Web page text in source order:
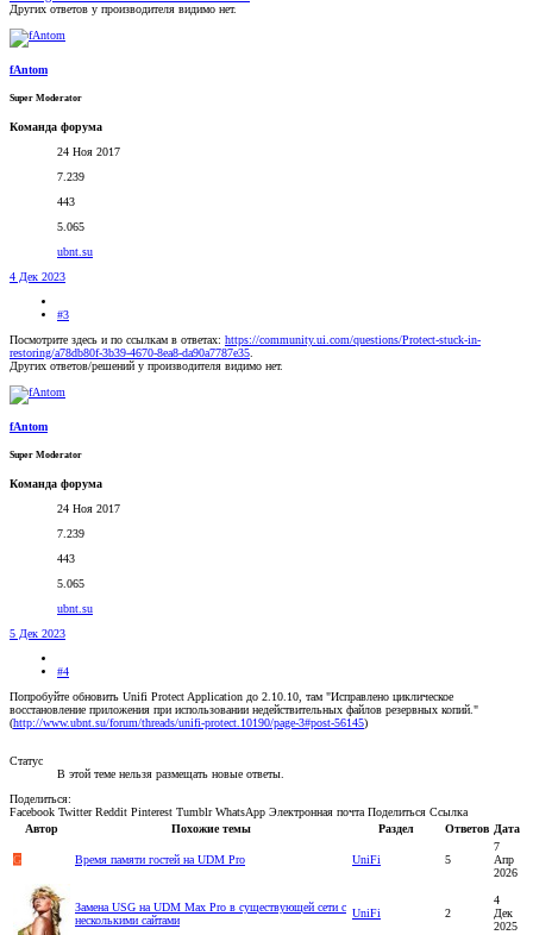
Других ответов у производителя видимо нет.
fAntom
Super Moderator
Команда форума
24 Ноя 2017
7.239
443
5.065
ubnt.su
4 Дек 2023
#3
Посмотрите здесь и по ссылкам в ответах: https://community.ui.com/questions/Protect-stuck-in-
restoring/a78db80f-3b39-4670-8ea8-da90a7787e35
Других ответов/решений у производителя видимо нет.
fAntom
Super Moderator
Команда форума
24 Ноя 2017
7.239
443
5.065
ubnt.su
5 Дек 2023
#4
Попробуйте обновить Unifi Protect Application до 2.10.10, там "Исправлено циклическое
восстановление приложения при использовании недействительных файлов резервных копий."
(http://www.ubnt.su/forum/threads/unifi-protect.10190/page-3#post-56145)
Статус
В этой теме нельзя размещать новые ответы.
Поделиться:
Facebook Twitter Reddit Pinterest Tumblr WhatsApp Электронная почта Поделиться Ссылка
Автор
Похожие темы Раздел Ответов Дата
G Время памяти гостей на UDM Pro UniFi 5
7
Апр
2026
Замена USG на UDM Max Pro в существующей сети с
несколькими сайтами
UniFi 2
4
Дек
2025